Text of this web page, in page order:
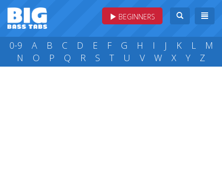
BEGINNERS
0-9 A B C D E F G H I J K L
M
N
O P Q R S T U V W X Y Z